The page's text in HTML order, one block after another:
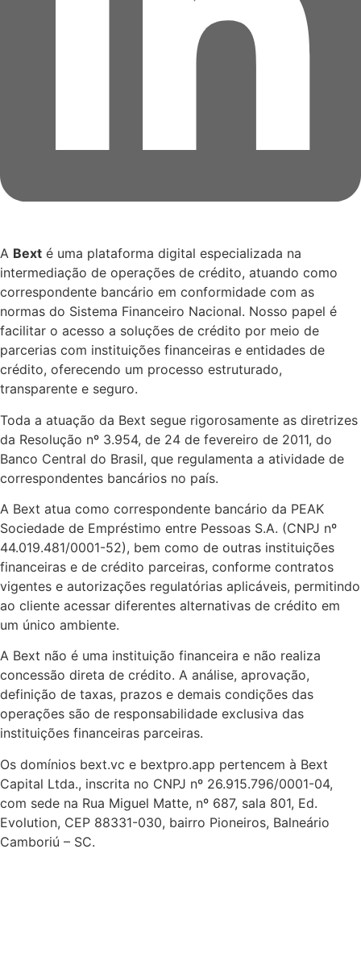
A Bext é uma plataforma digital especializada na
intermediação de operações de crédito, atuando como
correspondente bancário em conformidade com as
normas do Sistema Financeiro Nacional. Nosso papel é
facilitar o acesso a soluções de crédito por meio de
parcerias com instituições financeiras e entidades de
crédito, oferecendo um processo estruturado,
transparente e seguro.
Toda a atuação da Bext segue rigorosamente as diretrizes
da Resolução nº 3.954, de 24 de fevereiro de 2011, do
Banco Central do Brasil, que regulamenta a atividade de
correspondentes bancários no país.
A Bext atua como correspondente bancário da PEAK
Sociedade de Empréstimo entre Pessoas S.A. (CNPJ nº
44.019.481/0001-52), bem como de outras instituições
financeiras e de crédito parceiras, conforme contratos
vigentes e autorizações regulatórias aplicáveis, permitindo
ao cliente acessar diferentes alternativas de crédito em
um único ambiente.
A Bext não é uma instituição financeira e não realiza
concessão direta de crédito. A análise, aprovação,
definição de taxas, prazos e demais condições das
operações são de responsabilidade exclusiva das
instituições financeiras parceiras.
Os domínios bext.vc e bextpro.app pertencem à Bext
Capital Ltda., inscrita no CNPJ nº 26.915.796/0001-04,
com sede na Rua Miguel Matte, nº 687, sala 801, Ed.
Evolution, CEP 88331-030, bairro Pioneiros, Balneário
Camboriú – SC.